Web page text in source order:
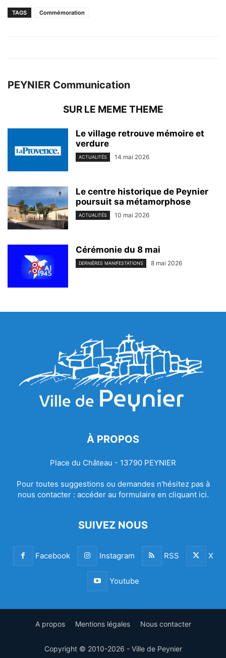
TAGS Commémoration
PEYNIER Communication
SUR LE MEME THEME
Le village retrouve mémoire et
verdure
ACTUALITÉS 14 mai 2026
Le centre historique de Peynier
poursuit sa métamorphose
ACTUALITÉS 10 mai 2026
Cérémonie du 8 mai
DERNIÈRES MANIFESTATIONS 8 mai 2026
À PROPOS
Place du Château - 13790 PEYNIER
Pour toutes suggestions ou demandes n’hésitez pas à
nous contacter : accéder au formulaire en cliquant ici.
SUIVEZ NOUS
Facebook Instagram RSS X
Youtube
A propos Mentions légales Nous contacter
Copyright © 2010-2026 - Ville de Peynier